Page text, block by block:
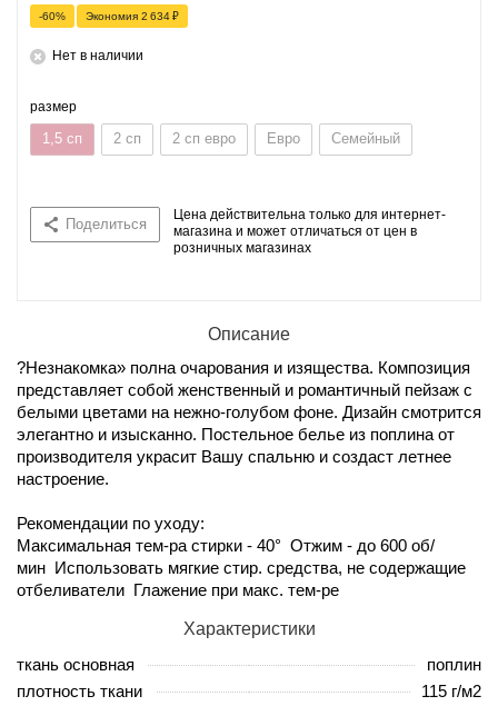
-60% Экономия 2 634₽
Нет в наличии
размер
1,5 сп 2 сп 2 сп евро Евро Семейный
Поделиться
Цена действительна только для интернет-
магазина и может отличаться от цен в
розничных магазинах
Описание
?Незнакомка» полна очарования и изящества. Композиция
представляет собой женственный и романтичный пейзаж с
белыми цветами на нежно-голубом фоне. Дизайн смотрится
элегантно и изысканно. Постельное белье из поплина от
производителя украсит Вашу спальню и создаст летнее
настроение.
Рекомендации по уходу:
Максимальная тем-ра стирки - 40° Отжим - до 600 об/
мин Использовать мягкие стир. средства, не содержащие
отбеливатели Глажение при макс. тем-ре
Характеристики
ткань основная
поплин
плотность ткани
115 г/м2